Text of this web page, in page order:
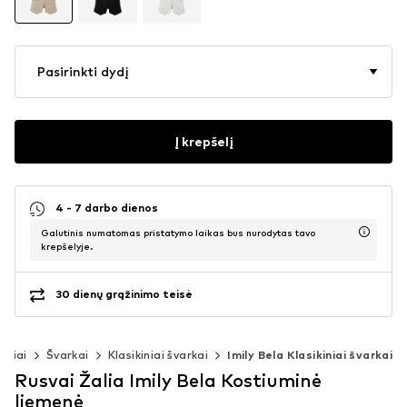
Pasirinkti dydį
Į krepšelį
4 - 7 darbo dienos
Galutinis numatomas pristatymo laikas bus nurodytas tavo
krepšelyje.
30 dienų grąžinimo teisė
Švarkai Klasikiniai švarkai Imily Bela Klasikiniai švarkai
Rusvai Žalia Imily Bela Kostiuminė
liemenė